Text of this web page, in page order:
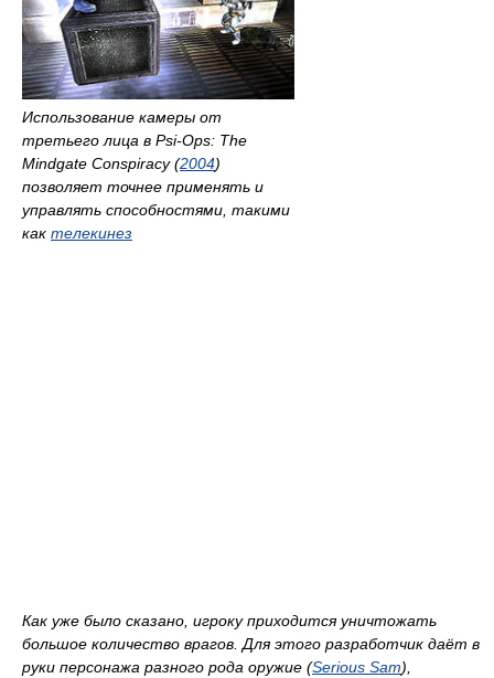
Использование камеры от
третьего лица в Psi-Ops: The
Mindgate Conspiracy(2004)
позволяет точнее применять и
управлять способностями, такими
как телекинез
Как уже было сказано, игроку приходится уничтожать
большое количество врагов. Для этого разработчик даёт в
руки персонажа разного рода оружие (Serious Sam),